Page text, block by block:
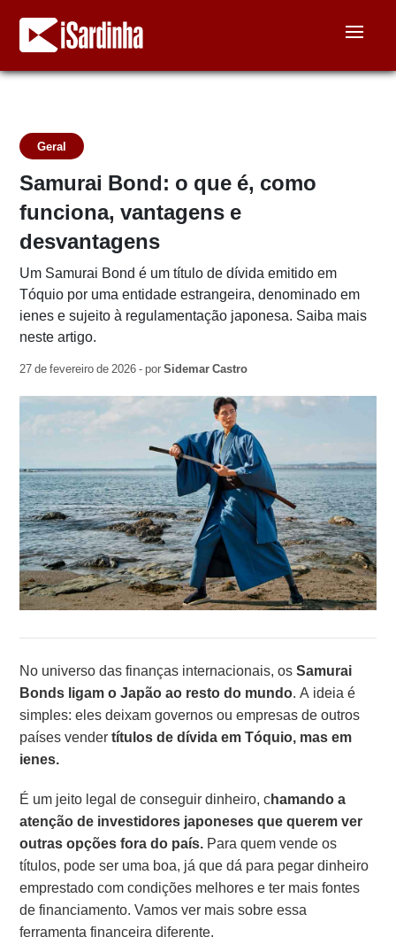
Geral
Samurai Bond: o que é, como
funciona, vantagens e
desvantagens
Um Samurai Bond é um título de dívida emitido em
Tóquio por uma entidade estrangeira, denominado em
ienes e sujeito à regulamentação japonesa. Saiba mais
neste artigo.
27 de fevereiro de 2026 - porSidemar Castro
No universo das finanças internacionais, osSamurai
Bonds ligam o Japão ao resto do mundo. A ideia é
simples: eles deixam governos ou empresas de outros
países vendertítulos de dívida em Tóquio, mas em
ienes.
É um jeito legal de conseguir dinheiro, chamando a
atenção de investidores japoneses que querem ver
outras opções fora do país. Para quem vende os
títulos, pode ser uma boa, já que dá para pegar dinheiro
emprestado com condições melhores e ter mais fontes
de financiamento. Vamos ver mais sobre essa
ferramenta financeira diferente.